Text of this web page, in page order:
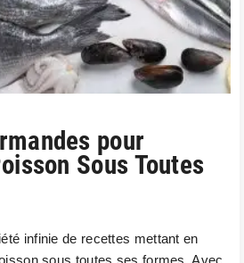
pour
Sous Toutes
infinie de recettes mettant en
sous toutes ses formes. Avec